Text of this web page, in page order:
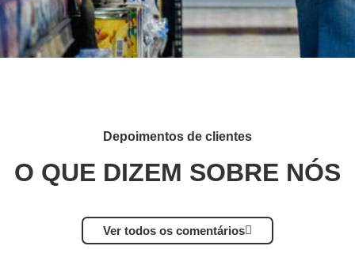
Depoimentos de clientes
O QUE DIZEM SOBRE NÓS
Ver todos os comentários